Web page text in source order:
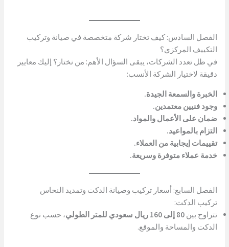
الفصل السادس: كيف تختار شركة متخصصة في صيانة وتركيب
التكييف المركزي؟
في ظل تعدد الشركات، يبقى السؤال الأهم: من نختار؟ إليك معايير
دقيقة لاختيار الشركة الأنسب:
الخبرة والسمعة الجيدة.
وجود فنيين معتمدين.
ضمان على الأعمال والمواد.
التزام بالمواعيد.
تقييمات إيجابية من العملاء.
خدمة عملاء متوفرة وسريعة.
الفصل السابع: أسعار تركيب وصيانة الدكت وتمديد النحاس
تركيب الدكت:
تتراوح بين80 إلى 160 ريال سعودي للمتر الطولي
، حسب نوع
الدكت والمساحة والموقع.